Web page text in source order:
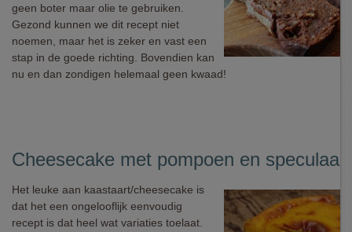
geen boter maar olie te gebruiken.
Gezond kunnen we dit recept niet
noemen, maar het is zeker en vast een
stap in de goede richting. Bovendien kan
nu en dan zondigen helemaal geen kwaad!
Cheesecake met pompoen en speculaas
Het leuke aan kaastaart/cheesecake is
dat het een ongelooflijk eenvoudig
recept is dat heel wat variaties toelaat.